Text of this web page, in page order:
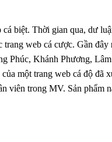
biệt. Thời gian qua, dư
trang web cá cược. Gần
Phúc, Khánh Phương,
một trang web cá độ đã
viên trong MV. Sản phẩm